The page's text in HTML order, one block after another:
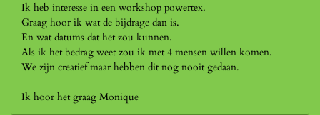
Ik heb interesse in een workshop powertex.
Graag hoor ik wat de bijdrage dan is.
En wat datums dat het zou kunnen.
Als ik het bedrag weet zou ik met 4 mensen willen komen.
We zijn creatief maar hebben dit nog nooit gedaan.
Ik hoor het graag Monique